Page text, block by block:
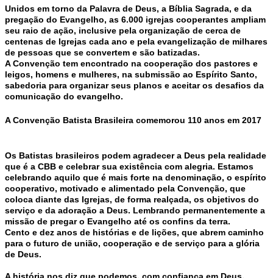
Unidos em torno da Palavra de Deus, a Bíblia Sagrada, e da
pregação do Evangelho, as 6.000 igrejas cooperantes ampliam
seu raio de ação, inclusive pela organização de cerca de
centenas de Igrejas cada ano e pela evangelização de milhares
de pessoas que se convertem e são batizadas.
A Convenção tem encontrado na cooperação dos pastores e
leigos, homens e mulheres, na submissão ao Espírito Santo,
sabedoria para organizar seus planos e aceitar os desafios da
comunicação do evangelho.
A Convenção Batista Brasileira comemorou 110 anos em 2017
Os Batistas brasileiros podem agradecer a Deus pela realidade
que é a CBB e celebrar sua existência com alegria. Estamos
celebrando aquilo que é mais forte na denominação, o espírito
cooperativo, motivado e alimentado pela Convenção, que
coloca diante das Igrejas, de forma realçada, os objetivos do
serviço e da adoração a Deus. Lembrando permanentemente a
missão de pregar o Evangelho até os confins da terra.
Cento e dez anos de histórias e de lições, que abrem caminho
para o futuro de união, cooperação e de serviço para a glória
de Deus.
A história nos diz que podemos, com confiança em Deus,